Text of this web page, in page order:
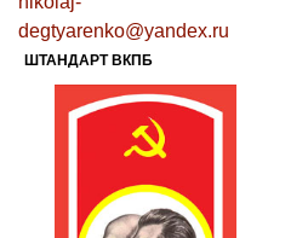
degtyarenko@yandex.ru
ШТАНДАРТ ВКПБ